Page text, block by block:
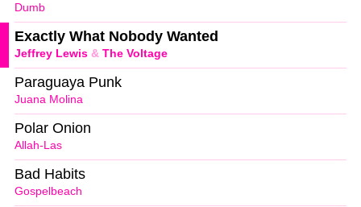
Dumb
Jeffrey Lewis & The Voltage
Exactly What Nobody Wanted
Juana Molina
Paraguaya Punk
Allah-Las
Polar Onion
Gospelbeach
Bad Habits